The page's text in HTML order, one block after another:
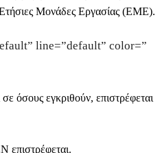
Μονάδες Εργασίας (ΕΜΕ).
line=”default” color=”
όσους εγκριθούν, επιστρέφεται
επιστρέφεται.